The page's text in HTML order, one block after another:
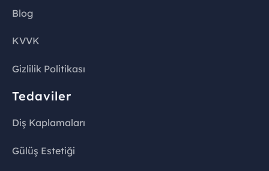
Blog
KVVK
Gizlilik Politikası
Tedaviler
Diş Kaplamaları
Gülüş Estetiği